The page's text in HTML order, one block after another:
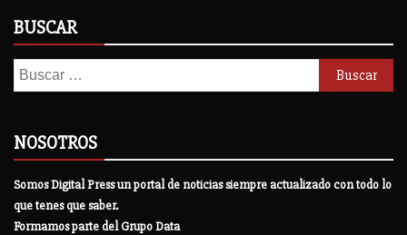
BUSCAR
Buscar:
NOSOTROS
Somos Digital Press un portal de noticias siempre actualizado con todo lo
que tenes que saber.
Formamos parte del Grupo Data